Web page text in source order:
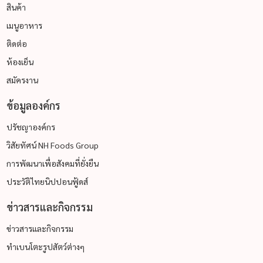
สินค้า
เมนูอาหาร
ติดต่อ
ห้องเย็น
สมัครงาน
ข้อมูลองค์กร
ปรัชญาองค์กร
วิสัยทัศน์ NH Foods Group
การพัฒนาเพื่อสังคมที่ยั่งยืน
ประวัติไทยนิปปอนฟู้ดส์
ข่าวสารและกิจกรรม
ข่าวสารและกิจกรรม
ทำเบนโตะรูปสัตว์ต่างๆ